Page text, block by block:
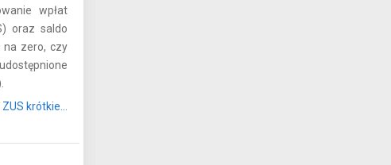
wpłat
oraz saldo
na zero, czy
krótkie...